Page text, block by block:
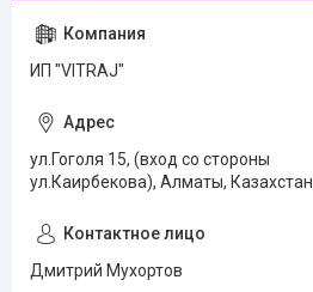
ИП "VITRAJ"
ул.Гоголя 15, (вход со стороны
ул.Каирбекова), Алматы, Казахстан
Дмитрий Мухортов